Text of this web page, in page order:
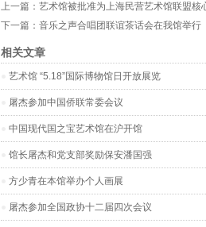
上一篇： 艺术馆被批准为上海民营艺术馆联盟核
下一篇： 音乐之声合唱团联谊茶话会在我馆举行
相关文章
艺术馆 “5.18”国际博物馆日开放展览
屠杰参加中国侨联常委会议
中国现代国之宝艺术馆在沪开馆
馆长屠杰和党支部奖励保安潘国强
方少青在本馆举办个人画展
屠杰参加全国政协十二届四次会议